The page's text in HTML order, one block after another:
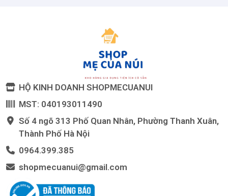
HỘ KINH DOANH SHOPMECUANUI
MST: 040193011490
Số 4 ngõ 313 Phố Quan Nhân, Phường Thanh Xuân,
Thành Phố Hà Nội
0964.399.385
shopmecuanui@gmail.com